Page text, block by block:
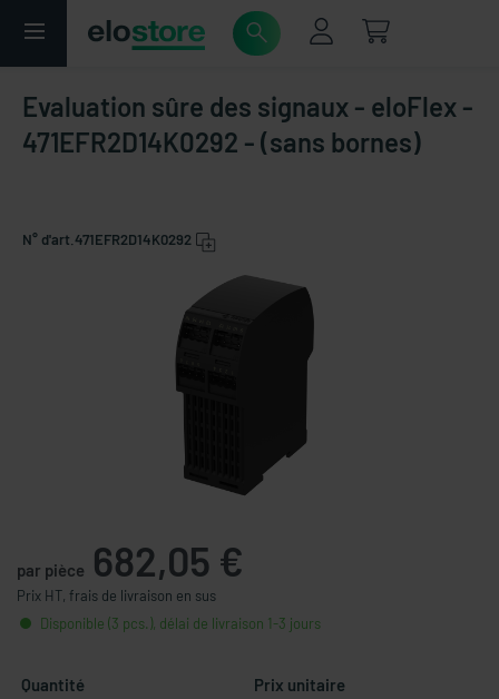
Evaluation sûre des signaux - eloFlex -
471EFR2D14K0292 - (sans bornes)
N° d'art. 471EFR2D14K0292
par pièce 682,05 €
Prix HT, frais de livraison en sus
Disponible (3 pcs.), délai de livraison 1-3 jours
Quantité Prix unitaire